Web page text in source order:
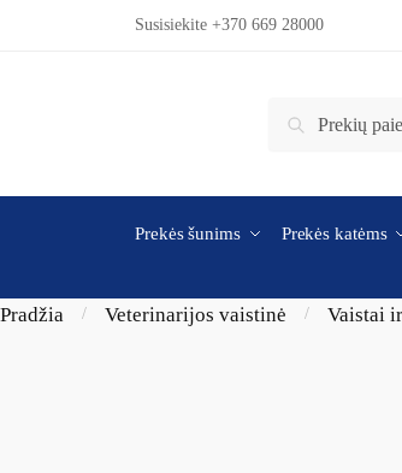
Skip to navigationSusisiekite +370 669 28000
Ieškoti:
Ieškoti
Prekės šunims Prekės katėms
Pradžia / Veterinarijos vaistinė / Vaistai